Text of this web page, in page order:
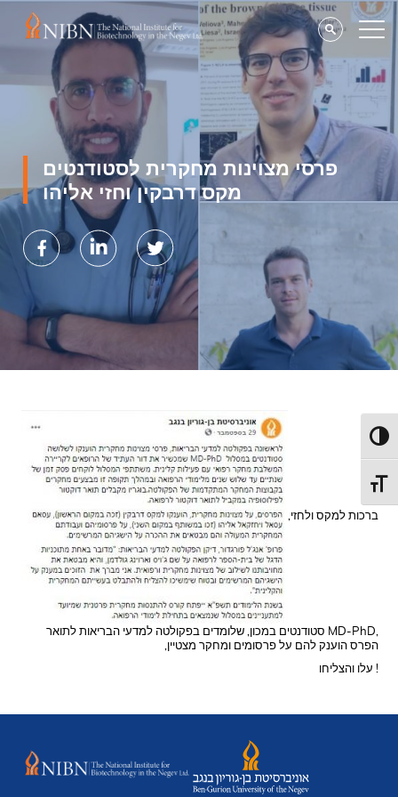
פרסי מצוינות מחקרית לסטודנטים
מקס דרבקין וחזי אליהו
ברכות למקס ולחזי,
סטודנטים במכון, שלומדים בפקולטה למדעי הבריאות לתואר MD-PhD,
,הפרס הוענק להם על פרסומים ומחקר מצטיין
עלו והצליחו !